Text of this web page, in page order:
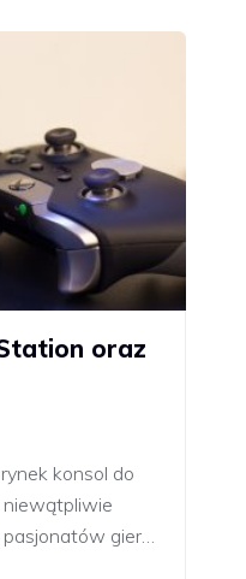
oraz
konsol do
niewątpliwie
pasjonatów gier…